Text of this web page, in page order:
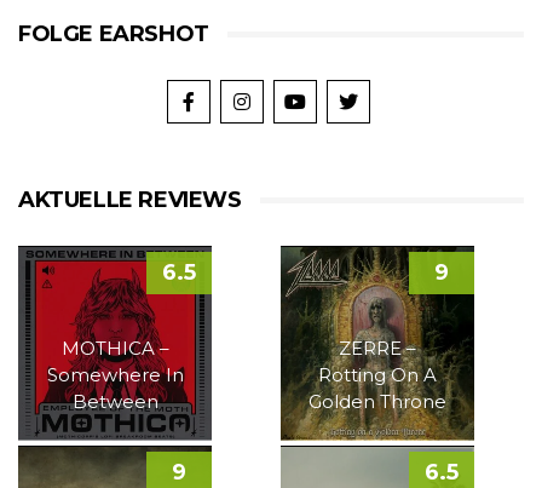
FOLGE EARSHOT
AKTUELLE REVIEWS
MOTHICA –
Somewhere In
Between
6.5
ZERRE –
Rotting On A
Golden Throne
9
9 6.5